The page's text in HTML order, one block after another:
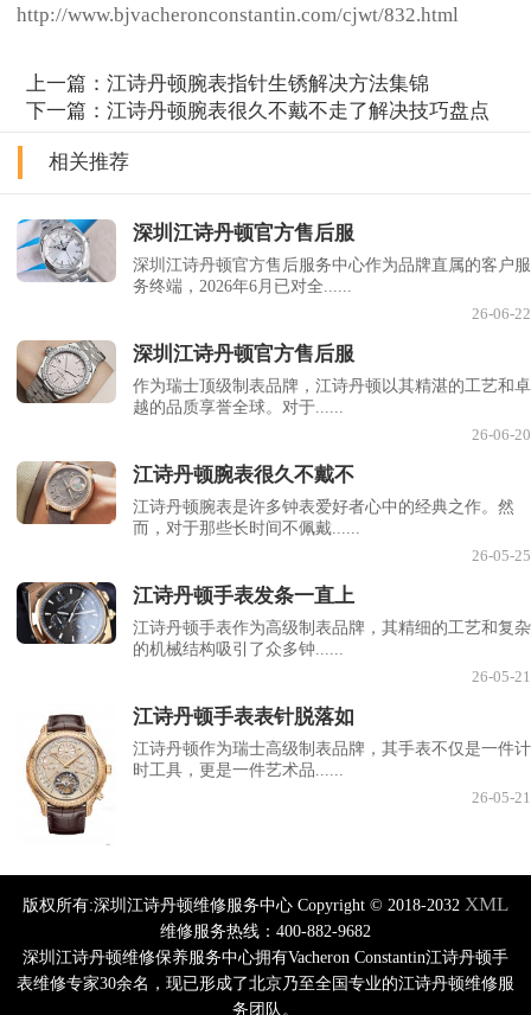
http://www.bjvacheronconstantin.com/cjwt/832.html
上一篇：江诗丹顿腕表指针生锈解决方法集锦
下一篇：江诗丹顿腕表很久不戴不走了解决技巧盘点
相关推荐
深圳江诗丹顿官方售后服
深圳江诗丹顿官方售后服务中心作为品牌直属的客户服
务终端，2026年6月已对全......
26-06-22
深圳江诗丹顿官方售后服
作为瑞士顶级制表品牌，江诗丹顿以其精湛的工艺和卓
越的品质享誉全球。对于......
26-06-20
江诗丹顿腕表很久不戴不
江诗丹顿腕表是许多钟表爱好者心中的经典之作。然
而，对于那些长时间不佩戴......
26-05-25
江诗丹顿手表发条一直上
江诗丹顿手表作为高级制表品牌，其精细的工艺和复杂
的机械结构吸引了众多钟......
26-05-21
江诗丹顿手表表针脱落如
江诗丹顿作为瑞士高级制表品牌，其手表不仅是一件计
时工具，更是一件艺术品......
26-05-21
版权所有:深圳江诗丹顿维修服务中心 Copyright © 2018-2032 XML
维修服务热线：400-882-9682
深圳江诗丹顿维修保养服务中心拥有Vacheron Constantin江诗丹顿手
表维修专家30余名，现已形成了北京乃至全国专业的江诗丹顿维修服
务团队。